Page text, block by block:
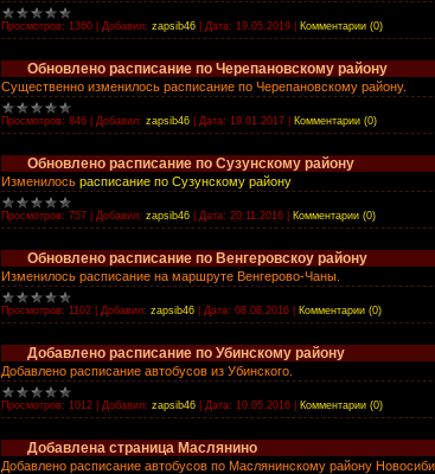
Просмотров: 1360 Добавил: zapsib46 Дата: 19.05.2019 Комментарии (0)
Обновлено расписание по Черепановскому району
Существенно изменилось расписание по Черепановскому району.
Просмотров: 846 Добавил: zapsib46 Дата: 19.01.2017 Комментарии (0)
Обновлено расписание по Сузунскому району
Изменилось расписание по Сузунскому району
Просмотров: 757 Добавил: zapsib46 Дата: 20.11.2016 Комментарии (0)
Обновлено расписание по Венгеровскоу району
Изменилось расписание на маршруте Венгерово-Чаны.
Просмотров: 1102 Добавил: zapsib46 Дата: 08.08.2016 Комментарии (0)
Добавлено расписание по Убинскому району
Добавлено расписание автобусов из Убинского.
Просмотров: 1012 Добавил: zapsib46 Дата: 10.05.2016 Комментарии (0)
Добавлена страница Маслянино
Добавлено расписание автобусов по Маслянинскому району